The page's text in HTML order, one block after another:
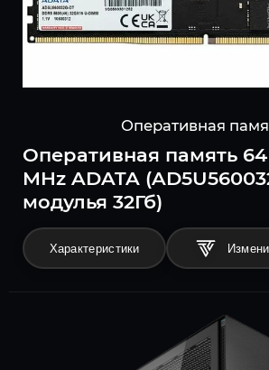
Оперативная
Оперативная память
MHz ADATA
модулья 32Гб)
Характеристики